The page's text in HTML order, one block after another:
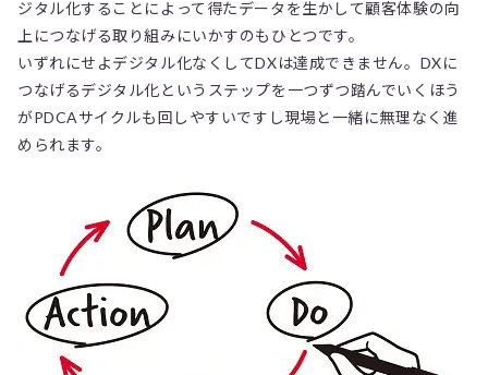
ジタル化することによって得たデータを生かして顧客体験の向
上につなげる取り組みにいかすのもひとつです。
いずれにせよデジタル化なくしてDXは達成できません。DXに
つなげるデジタル化というステップを一つずつ踏んでいくほう
がPDCAサイクルも回しやすいですし現場と一緒に無理なく進
められます。